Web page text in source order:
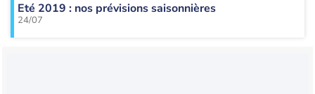
Eté 2019 : nos prévisions saisonnières
24/07